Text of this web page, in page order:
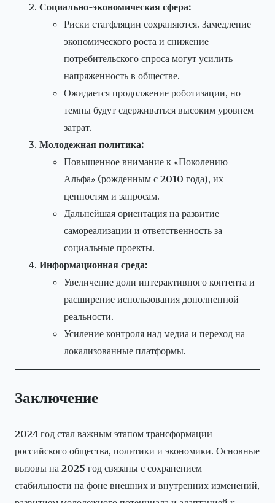
Социально-экономическая сфера:
Риски стагфляции сохраняются. Замедление
экономического роста и снижение
потребительского спроса могут усилить
напряженность в обществе.
Ожидается продолжение роботизации, но
темпы будут сдерживаться высоким уровнем
затрат.
Молодежная политика:
Повышенное внимание к «Поколению
Альфа» (рожденным с 2010 года), их
ценностям и запросам.
Дальнейшая ориентация на развитие
самореализации и ответственность за
социальные проекты.
Информационная среда:
Увеличение доли интерактивного контента и
расширение использования дополненной
реальности.
Усиление контроля над медиа и переход на
локализованные платформы.
Заключение
2024 год стал важным этапом трансформации
российского общества, политики и экономики. Основные
вызовы на 2025 год связаны с сохранением
стабильности на фоне внешних и внутренних изменений,